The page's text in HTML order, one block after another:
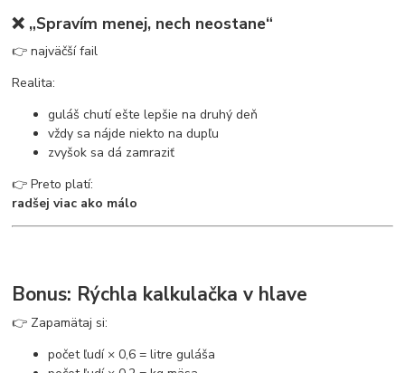
❌ „Spravím menej, nech neostane“
👉 najväčší fail
Realita:
guláš chutí ešte lepšie na druhý deň
vždy sa nájde niekto na dupľu
zvyšok sa dá zamraziť
👉 Preto platí:
radšej viac ako málo
Bonus: Rýchla kalkulačka v hlave
👉 Zapamätaj si:
počet ľudí × 0,6 = litre guláša